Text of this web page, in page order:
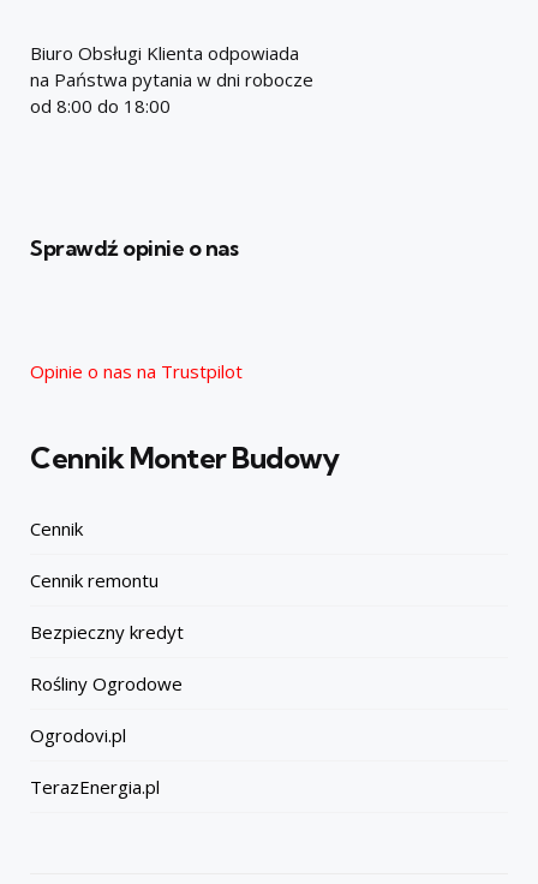
Biuro Obsługi Klienta odpowiada
na Państwa pytania w dni robocze
od 8:00 do 18:00
Sprawdź opinie o nas
Opinie o nas na Trustpilot
Cennik Monter Budowy
Cennik
Cennik remontu
Bezpieczny kredyt
Rośliny Ogrodowe
Ogrodovi.pl
TerazEnergia.pl